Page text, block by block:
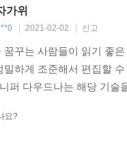
적 문제에 특히 주목하
“사실 농업계에서 일어나
로 크리스퍼를 더 안전
기술 세계 톱3로 여겨진
추천 서문에서 역시 대중
수 있게 되기를 기대한
가위
2021-02-02 신고
꿈꾸는 사람들이 읽기 좋
밀하게 조준해서 편집할
퍼 다우드나는 해당 기
요?